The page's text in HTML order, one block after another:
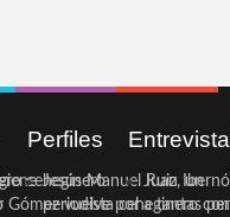
ceheginero
Gómez vuelve por
Perfiles
Jesús Manuel Ruiz, un
periodista ceheginero con
Juan
a tantas